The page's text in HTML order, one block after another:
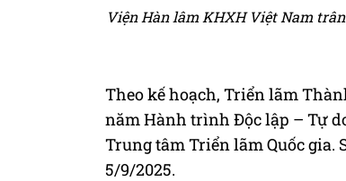
Viện Hàn lâm KHXH Việt Nam
Theo kế hoạch, Triển lãm
năm Hành trình Độc lập – Tự
Trung tâm Triển lãm Quốc gia.
5/9/2025.